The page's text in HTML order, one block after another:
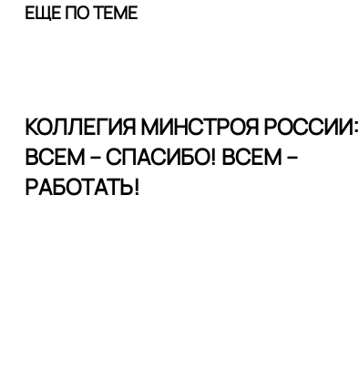
ЕЩЕ ПО ТЕМЕ
КОЛЛЕГИЯ МИНСТРОЯ РОССИИ:
ВСЕМ – СПАСИБО! ВСЕМ –
РАБОТАТЬ!